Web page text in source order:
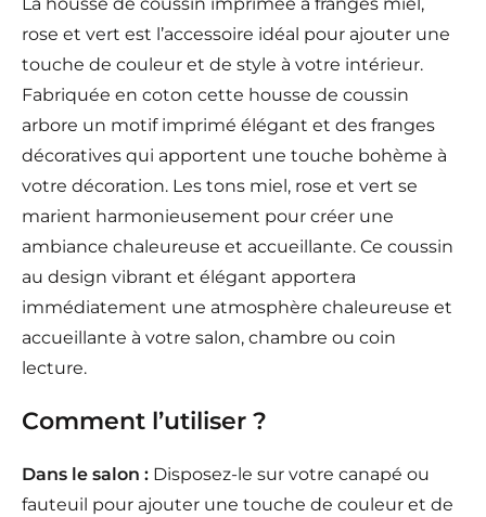
rose et vert est l’accessoire idéal pour ajouter une
touche de couleur et de style à votre intérieur.
Fabriquée en coton cette housse de coussin
arbore un motif imprimé élégant et des franges
décoratives qui apportent une touche bohème à
votre décoration. Les tons miel, rose et vert se
marient harmonieusement pour créer une
ambiance chaleureuse et accueillante. Ce coussin
au design vibrant et élégant apportera
immédiatement une atmosphère chaleureuse et
accueillante à votre salon, chambre ou coin
lecture.
Comment l’utiliser ?
Dans le salon : Disposez-le sur votre canapé ou
fauteuil pour ajouter une touche de couleur et de